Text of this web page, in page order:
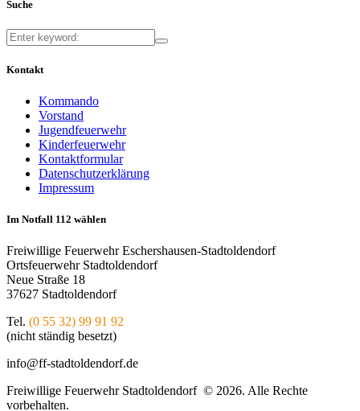
Suche
Kontakt
Kommando
Vorstand
Jugendfeuerwehr
Kinderfeuerwehr
Kontaktformular
Datenschutzerklärung
Impressum
Im Notfall 112 wählen
Freiwillige Feuerwehr Eschershausen-Stadtoldendorf
Ortsfeuerwehr Stadtoldendorf
Neue Straße 18
37627 Stadtoldendorf
Tel. (0 55 32) 99 91 92
(nicht ständig besetzt)
info@ff-stadtoldendorf.de
Freiwillige Feuerwehr Stadtoldendorf © 2026. Alle Rechte
vorbehalten.